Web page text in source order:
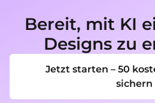
Bereit, mit KI
Designs zu
Jetzt starten – 50
sichern